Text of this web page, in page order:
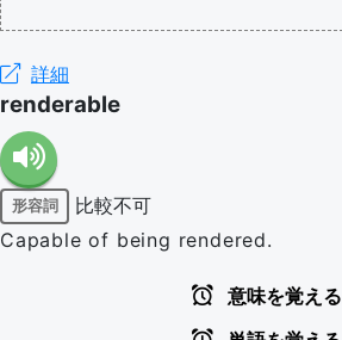
詳細
renderable
形容詞
比較不可
Capable of being rendered.
意味を覚える